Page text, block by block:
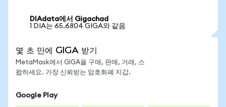
DIAdata에서 Gigachad
1 DIA는 65.6804 GIGA와 같음
몇 초 만에 GIGA 받기
MetaMask에서 GIGA을 구매, 판매, 거래, 스
왑하세요. 가장 신뢰받는 암호화폐 지갑.
Google Play